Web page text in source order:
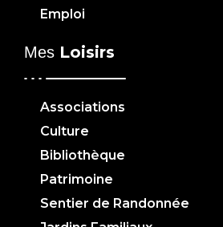
Emploi
Mes Loisirs
Associations
Culture
Bibliothèque
Patrimoine
Sentier de Randonnée